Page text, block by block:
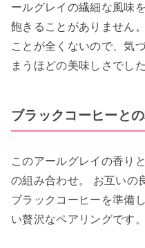
ールグレイの繊細な風味
飽きることがありません
ことが全くないので、気
まうほどの美味しさでした
ブラックコーヒーと
このアールグレイの香り
の組み合わせ。 お互いの
ブラックコーヒーを準備
い贅沢なペアリングです。